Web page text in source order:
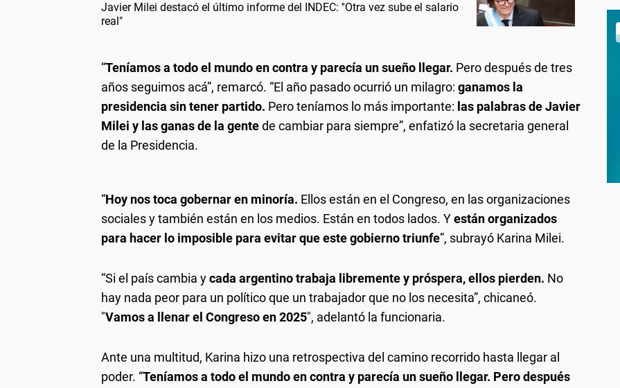
Javier Milei destacó el último informe del INDEC: ''Otra vez sube el salario
real"
“Teníamos a todo el mundo en contra y parecía un sueño llegar. Pero después de tres
años seguimos acá”, remarcó. “El año pasado ocurrió un milagro: ganamos la
presidencia sin tener partido. Pero teníamos lo más importante: las palabras de Javier
Milei y las ganas de la gentede cambiar para siempre”, enfatizó la secretaria general
de la Presidencia.
“Hoy nos toca gobernar en minoría. Ellos están en el Congreso, en las organizaciones
sociales y también están en los medios. Están en todos lados. Yestán organizados
para hacer lo imposible para evitar que este gobierno triunfe”, subrayó Karina Milei.
“Si el país cambia ycada argentino trabaja libremente y próspera, ellos pierden. No
hay nada peor para un político que un trabajador que no los necesita”, chicaneó.
"Vamos a llenar el Congreso en 2025″, adelantó la funcionaria.
Ante una multitud, Karina hizo una retrospectiva del camino recorrido hasta llegar al
poder. “Teníamos a todo el mundo en contra y parecía un sueño llegar. Pero después